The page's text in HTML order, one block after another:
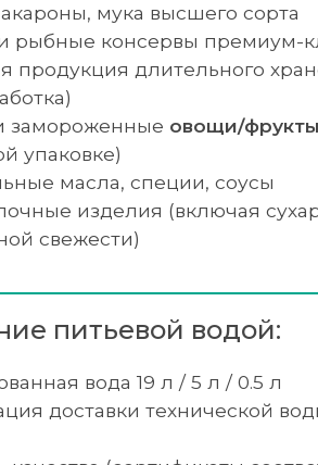
мука высшего сорта
рыбные консервы премиум-
продукция длительного
замороженные овощи/фрукты
упаковке)
масла, специи, соусы
изделия (включая
свежести)
питьевой водой:
вода 19 л / 5 л / 0.5 л
доставки технической